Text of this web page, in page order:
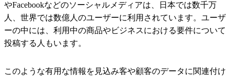
やFacebookなどのソーシャルメディアは、日本では数千万
人、世界では数億人のユーザーに利用されています。ユーザ
ーの中には、利用中の商品やビジネスにおける要件について
投稿する人もいます。
このような有用な情報を見込み客や顧客のデータに関連付け